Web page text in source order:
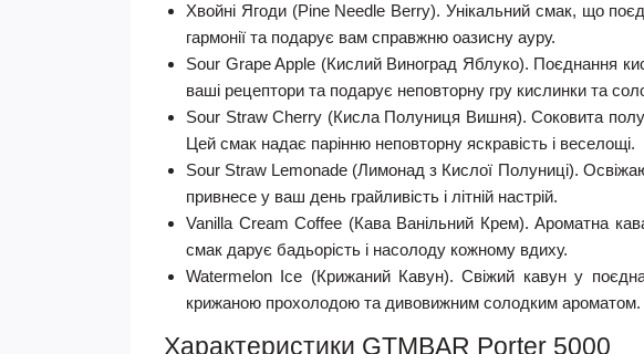
Хвойні Ягоди (Pine Needle Berry). Унікальний смак, що
гармонії та подарує вам справжню оазисну ауру.
Sour Grape Apple (Кислий Виноград Яблуко). Поєднання
ваші рецептори та подарує неповторну гру кислинки та
Sour Straw Cherry (Кисла Полуниця Вишня).Соковита
Цей смак надає парінню неповторну яскравість і веселощі.
Sour Straw Lemonade (Лимонад з Кислої Полуниці).
привнесе у ваш день грайливість і літній настрій.
Vanilla Cream Coffee (Кава Ванільний Крем).Ароматна
смак дарує бадьорість і насолоду кожному вдиху.
Watermelon Ice (Крижаний Кавун).Свіжий кавун у
крижаною прохолодою та дивовижним солодким ароматом.
Характеристики GTMBAR Porter 5000